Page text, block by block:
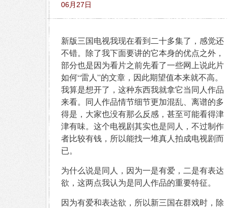
06月27日
新版三国电视我现在看到二十多集了，感觉还
不错。除了我下面要讲的它本身的优点之外，
部分也是因为看片之前先看了一些网上说此片
如何“雷人”的文章，因此期望值本来就不高。
我算是想开了，这种东西我就拿它当同人作品
来看。同人作品情节细节更加混乱、离谱的多
得是，大家也没有那么反感，甚至可能看得津
津有味。这个电视剧其实也是同人，不过制作
者比较有钱，所以能找一堆真人拍成电视剧而
已。
为什么说是同人，因为一是有爱，二是有表达
欲，这两点我认为是同人作品的重要特征。
因为有爱和表达欲，所以新三国在群戏时，除